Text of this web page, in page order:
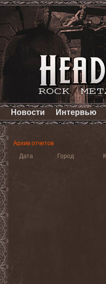
Новости Интервью
Архив отчетов
Дата
Город